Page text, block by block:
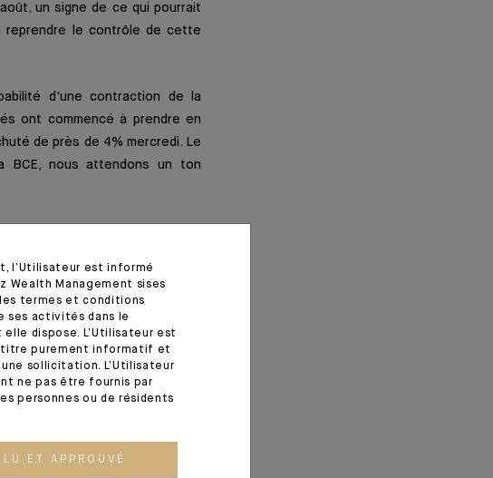
un signe de ce qui pourrait
reprendre le contrôle de cette
d'une contraction de la
ont commencé à prendre en
de près de 4% mercredi. Le
BCE, nous attendons un ton
l’Utilisateur est informé
Wealth Management sises
termes et conditions
ses activités dans le
dispose. L’Utilisateur est
titre purement informatif et
sollicitation. L’Utilisateur
ne pas être fournis par
personnes ou de résidents
LU ET APPROUVÉ